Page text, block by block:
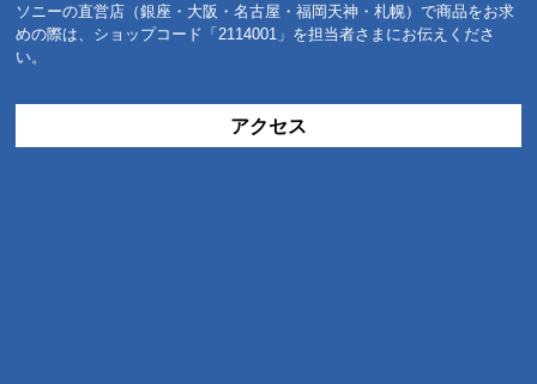
ソニーの直営店（銀座・大阪・名古屋・福岡天神・札幌）で商品をお求
めの際は、ショップコード「2114001」を担当者さまにお伝えくださ
い。
アクセス